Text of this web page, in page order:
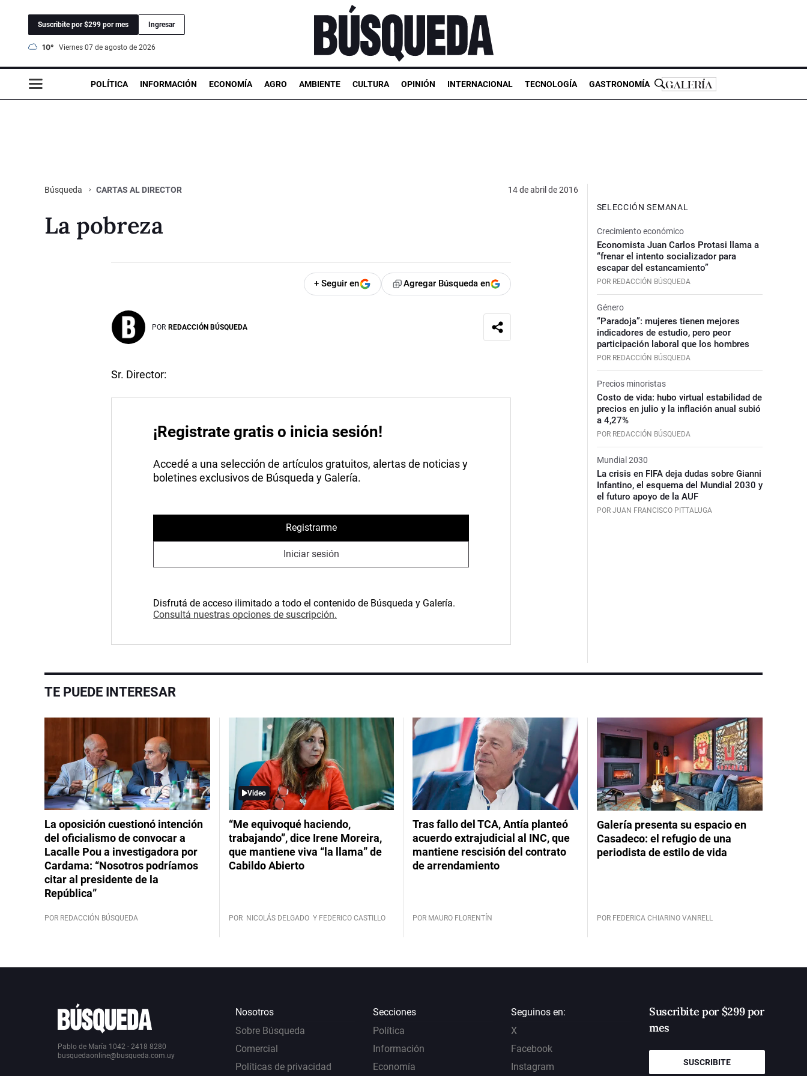
Suscribite por $299 por mes Ingresar
10° viernes 07 de agosto de 2026
POLÍTICA INFORMACIÓN ECONOMÍA AGRO AMBIENTE CULTURA OPINIÓN INTERNACIONAL TECNOLOGÍA GASTRONOMÍA
Búsqueda CARTAS AL DIRECTOR 14 de abril de 2016
La pobreza
+ Seguir en Agregar Búsqueda en
POR REDACCIÓN BÚSQUEDA
Sr. Director:
¡Registrate gratis o inicia sesión!
Accedé a una selección de artículos gratuitos, alertas de noticias y
boletines exclusivos de Búsqueda y Galería.
Registrarme
Iniciar sesión
Disfrutá de acceso ilimitado a todo el contenido de Búsqueda y Galería.
Consultá nuestras opciones de suscripción.
SELECCIÓN SEMANAL
Crecimiento económico
Economista Juan Carlos Protasi llama a
“frenar el intento socializador para
escapar del estancamiento”
POR REDACCIÓN BÚSQUEDA
Género
“Paradoja”: mujeres tienen mejores
indicadores de estudio, pero peor
participación laboral que los hombres
POR REDACCIÓN BÚSQUEDA
Precios minoristas
Costo de vida: hubo virtual estabilidad de
precios en julio y la inflación anual subió
a 4,27%
POR REDACCIÓN BÚSQUEDA
Mundial 2030
La crisis en FIFA deja dudas sobre Gianni
Infantino, el esquema del Mundial 2030 y
el futuro apoyo de la AUF
POR JUAN FRANCISCO PITTALUGA
TE PUEDE INTERESAR
La oposición cuestionó intención
del oficialismo de convocar a
Lacalle Pou a investigadora por
Cardama: “Nosotros podríamos
citar al presidente de la
República”
POR REDACCIÓN BÚSQUEDA
Video
“Me equivoqué haciendo,
trabajando”, dice Irene Moreira,
que mantiene viva “la llama” de
Cabildo Abierto
POR NICOLÁS DELGADO Y FEDERICO CASTILLO
Tras fallo del TCA, Antía planteó
acuerdo extrajudicial al INC, que
mantiene rescisión del contrato
de arrendamiento
POR MAURO FLORENTÍN
Galería presenta su espacio en
Casadeco: el refugio de una
periodista de estilo de vida
POR FEDERICA CHIARINO VANRELL
Pablo de María 1042 - 2418 8280
busquedaonline@busqueda.com.uy
Nosotros
Sobre Búsqueda
Comercial
Políticas de privacidad
Secciones
Política
Información
Economía
Seguinos en:
X
Facebook
Instagram
Suscribite por $299 por
mes
SUSCRIBITE